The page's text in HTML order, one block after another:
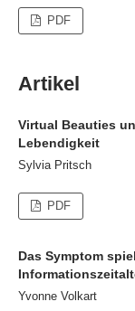
PDF
Artikel
Virtual Beauties
Lebendigkeit
Sylvia Pritsch
PDF
Das Symptom
Yvonne Volkart